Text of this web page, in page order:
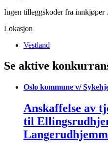
Ingen tilleggskoder fra
Lokasjon
Vestland
Se aktive
Oslo kommune v/
Anskaffelse av
til